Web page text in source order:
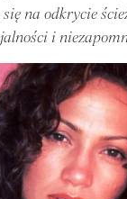
na odkrycie
i